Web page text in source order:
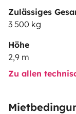
Zulässiges
3 500 kg
Höhe
2,9 m
Zu allen